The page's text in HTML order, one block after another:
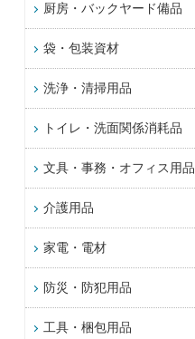
厨房・バックヤード備品
袋・包装資材
洗浄・清掃用品
トイレ・洗面関係消耗品
文具・事務・オフィス用品
介護用品
家電・電材
防災・防犯用品
工具・梱包用品